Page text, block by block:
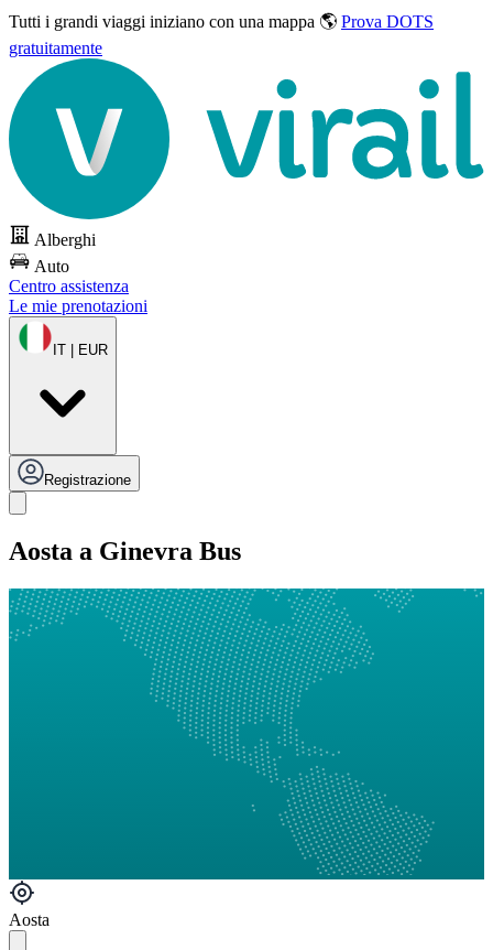
Tutti i grandi viaggi iniziano con una mappa 🌎 Prova DOTS
gratuitamente
Alberghi
Auto
Centro assistenza
Le mie prenotazioni
IT | EUR
Registrazione
Aosta a Ginevra Bus
Aosta